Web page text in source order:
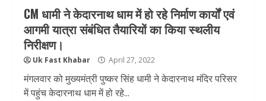
CM धामी ने केदारनाथ धाम में हो रहे निर्माण कार्यों एवं
आगमी यात्रा संबंधित तैयारियों का किया स्थलीय
निरीक्षण।
Uk Fast Khabar April 27, 2022
मंगलवार को मुख्यमंत्री पुष्कर सिंह धामी ने केदारनाथ मंदिर परिसर
में पहुंच केदारनाथ धाम में हो रहे...